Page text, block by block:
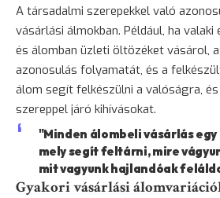
A társadalmi szerepekkel való
vásárlási álmokban. Például, ha valaki
és álomban üzleti öltözéket vásárol,
azonosulás folyamatát, és a
álom segít felkészülni a valóságra,
szereppel járó kihívásokat.
"Minden álombeli vásárlás egy
mely segít feltárni, mire
mit vagyunk hajlandóak
Gyakori vásárlási